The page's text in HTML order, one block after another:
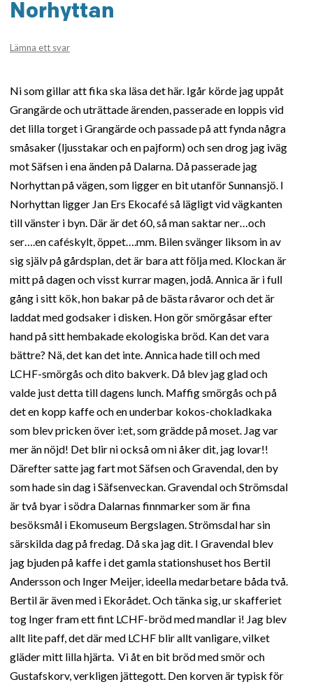
Norhyttan
Lämna ett svar
Ni som gillar att fika ska läsa det här. Igår körde jag uppåt
Grangärde och uträttade ärenden, passerade en loppis vid
det lilla torget i Grangärde och passade på att fynda några
småsaker (ljusstakar och en pajform) och sen drog jag iväg
mot Säfsen i ena änden på Dalarna. Då passerade jag
Norhyttan på vägen, som ligger en bit utanför Sunnansjö. I
Norhyttan ligger Jan Ers Ekocafé så lägligt vid vägkanten
till vänster i byn. Där är det 60, så man saktar ner…och
ser….en caféskylt, öppet….mm. Bilen svänger liksom in av
sig själv på gårdsplan, det är bara att följa med. Klockan är
mitt på dagen och visst kurrar magen, jodå. Annica är i full
gång i sitt kök, hon bakar på de bästa råvaror och det är
laddat med godsaker i disken. Hon gör smörgåsar efter
hand på sitt hembakade ekologiska bröd. Kan det vara
bättre? Nä, det kan det inte. Annica hade till och med
LCHF-smörgås och dito bakverk. Då blev jag glad och
valde just detta till dagens lunch. Maffig smörgås och på
det en kopp kaffe och en underbar kokos-chokladkaka
som blev pricken över i:et, som grädde på moset. Jag var
mer än nöjd! Det blir ni också om ni åker dit, jag lovar!!
Därefter satte jag fart mot Säfsen och Gravendal, den by
som hade sin dag i Säfsenveckan. Gravendal och Strömsdal
är två byar i södra Dalarnas finnmarker som är fina
besöksmål i Ekomuseum Bergslagen. Strömsdal har sin
särskilda dag på fredag. Då ska jag dit. I Gravendal blev
jag bjuden på kaffe i det gamla stationshuset hos Bertil
Andersson och Inger Meijer, ideella medarbetare båda två.
Bertil är även med i Ekorådet. Och tänka sig, ur skafferiet
tog Inger fram ett fint LCHF-bröd med mandlar i! Jag blev
allt lite paff, det där med LCHF blir allt vanligare, vilket
gläder mitt lilla hjärta. Vi åt en bit bröd med smör och
Gustafskorv, verkligen jättegott. Den korven är typisk för